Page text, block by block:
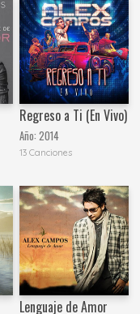
Regreso a Ti (En Vivo)
Año:2014
13 Canciones
Lenguaje de Amor